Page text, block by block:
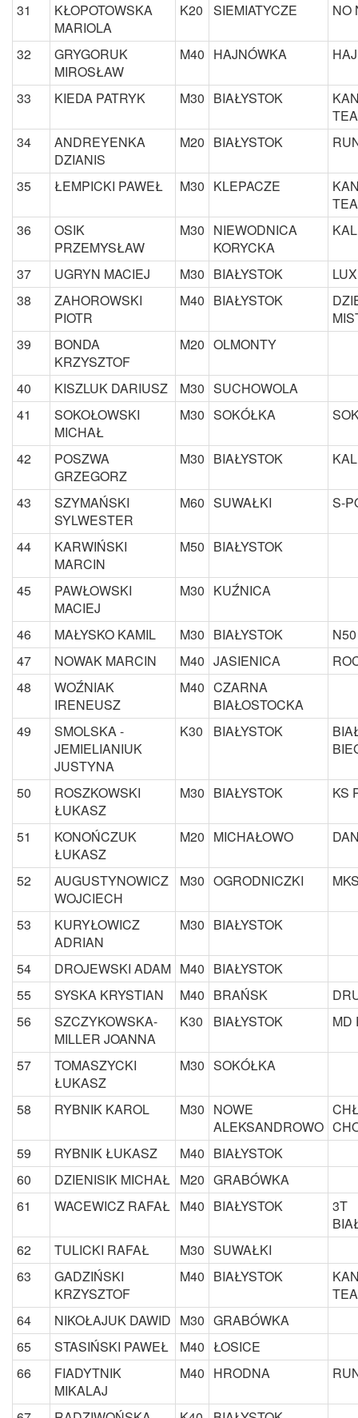
31
KŁOPOTOWSKA
MARIOLA
K20 SIEMIATYCZE NO
32
GRYGORUK
MIROSŁAW
M40 HAJNÓWKA
33 KIEDA PATRYK M30 BIAŁYSTOK
34
ANDREYENKA
DZIANIS
M20 BIAŁYSTOK
35 ŁEMPICKI PAWEŁ M30 KLEPACZE
36
OSIK
PRZEMYSŁAW
M30 NIEWODNICA
KORYCKA
37 UGRYN MACIEJ M30 BIAŁYSTOK
38
ZAHOROWSKI
PIOTR
M40 BIAŁYSTOK
39
BONDA
KRZYSZTOF
M20 OLMONTY
40 KISZLUK DARIUSZ M30 SUCHOWOLA
41
SOKOŁOWSKI
MICHAŁ
M30 SOKÓŁKA
42
POSZWA
GRZEGORZ
M30 BIAŁYSTOK
43
SZYMAŃSKI
SYLWESTER
M60 SUWAŁKI S-
44
KARWIŃSKI
MARCIN
M50 BIAŁYSTOK
45
PAWŁOWSKI
MACIEJ
M30 KUŹNICA
46 MAŁYSKO KAMIL M30 BIAŁYSTOK
N50
47
NOWAK MARCIN M40 JASIENICA
48
WOŹNIAK
IRENEUSZ
M40 CZARNA
BIAŁOSTOCKA
49
SMOLSKA -
JEMIELIANIUK
JUSTYNA
K30 BIAŁYSTOK
50
ROSZKOWSKI
ŁUKASZ
M30 BIAŁYSTOK KS
51
KONOŃCZUK
ŁUKASZ
M20 MICHAŁOWO
52
AUGUSTYNOWICZ
WOJCIECH
M30 OGRODNICZKI
53
KURYŁOWICZ
ADRIAN
M30 BIAŁYSTOK
54 DROJEWSKI ADAM M40 BIAŁYSTOK
55
SYSKA KRYSTIAN M40 BRAŃSK
56
SZCZYKOWSKA-
MILLER JOANNA
K30 BIAŁYSTOK MD
57
TOMASZYCKI
ŁUKASZ
M30 SOKÓŁKA
58 RYBNIK KAROL M30 NOWE
ALEKSANDROWO
59
RYBNIK ŁUKASZ M40 BIAŁYSTOK
60
DZIENISIK MICHAŁ M20 GRABÓWKA
61
WACEWICZ RAFAŁ M40 BIAŁYSTOK
3T
62
TULICKI RAFAŁ M30 SUWAŁKI
63
GADZIŃSKI
KRZYSZTOF
M40 BIAŁYSTOK
64
NIKOŁAJUK DAWID M30 GRABÓWKA
65
STASIŃSKI PAWEŁ M40 ŁOSICE
66
FIADYTNIK
MIKALAJ
M40 HRODNA